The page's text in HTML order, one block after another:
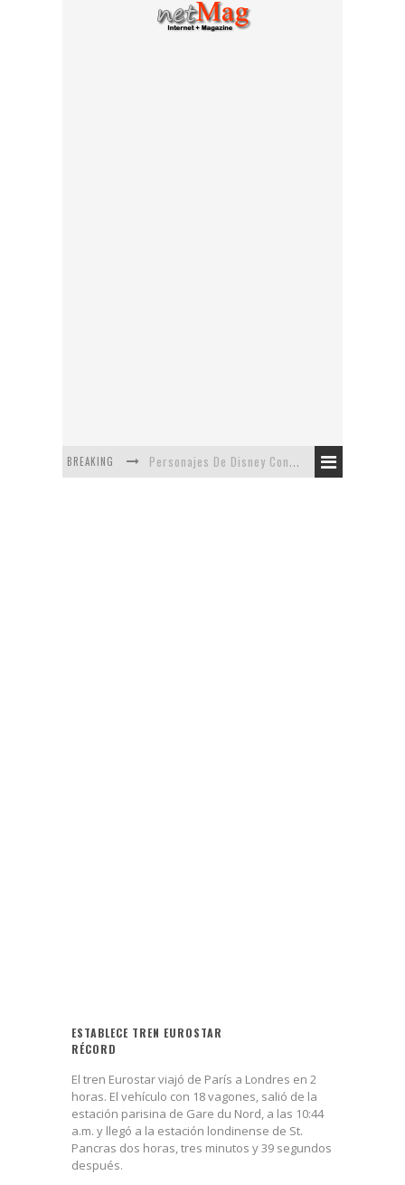
BREAKING Personajes De Disney Con Vestuarios Contemporáneos
ESTABLECE TREN EUROSTAR
RÉCORD
El tren Eurostar viajó de París a Londres en 2
horas. El vehículo con 18 vagones, salió de la
estación parisina de Gare du Nord, a las 10:44
a.m. y llegó a la estación londinense de St.
Pancras dos horas, tres minutos y 39 segundos
después.